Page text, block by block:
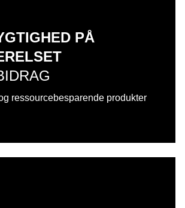
PÅ
ressourcebesparende produkter